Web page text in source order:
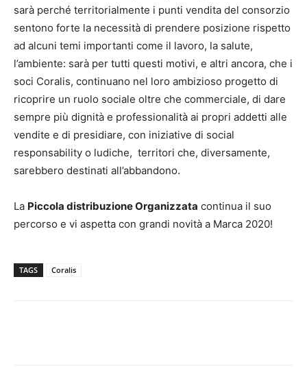
sarà perché territorialmente i punti vendita del consorzio
sentono forte la necessità di prendere posizione rispetto
ad alcuni temi importanti come il lavoro, la salute,
l’ambiente: sarà per tutti questi motivi, e altri ancora, che i
soci Coralis, continuano nel loro ambizioso progetto di
ricoprire un ruolo sociale oltre che commerciale, di dare
sempre più dignità e professionalità ai propri addetti alle
vendite e di presidiare, con iniziative di social
responsability o ludiche, territori che, diversamente,
sarebbero destinati all’abbandono.
La Piccola distribuzione Organizzata continua il suo
percorso e vi aspetta con grandi novità a Marca 2020!
TAGS Coralis